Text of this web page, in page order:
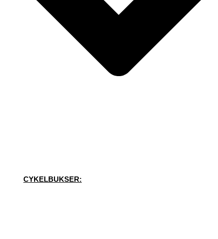
CYKELBUKSER: